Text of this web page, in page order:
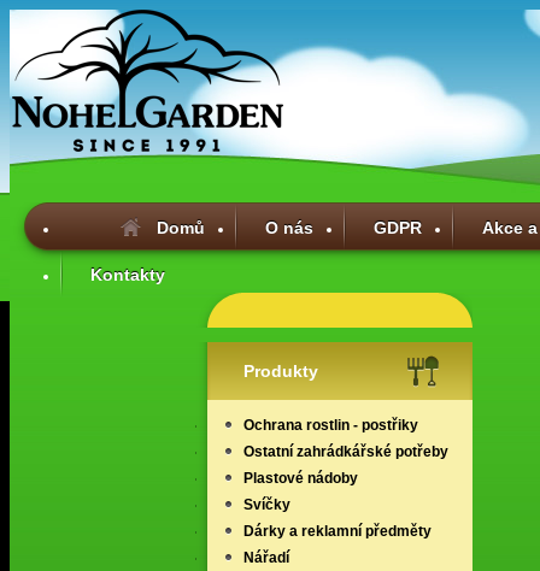
Domů O nás GDPR Akce
Kontakty
Produkty
Ochrana rostlin - postřiky
Ostatní zahrádkářské potřeby
Plastové nádoby
Svíčky
Dárky a reklamní předměty
Nářadí